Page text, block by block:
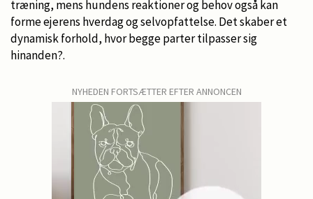
træning, mens hundens reaktioner og behov også kan
forme ejerens hverdag og selvopfattelse. Det skaber et
dynamisk forhold, hvor begge parter tilpasser sig
hinanden?.
NYHEDEN FORTSÆTTER EFTER ANNONCEN